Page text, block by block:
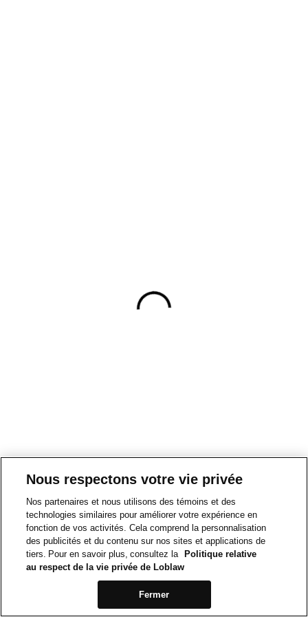
Nous respectons votre vie privée
Nos partenaires et nous utilisons des témoins et des
technologies similaires pour améliorer votre expérience en
fonction de vos activités. Cela comprend la personnalisation
des publicités et du contenu sur nos sites et applications de
tiers. Pour en savoir plus, consultez la
Politique relative
au respect de la vie privée de Loblaw
Fermer